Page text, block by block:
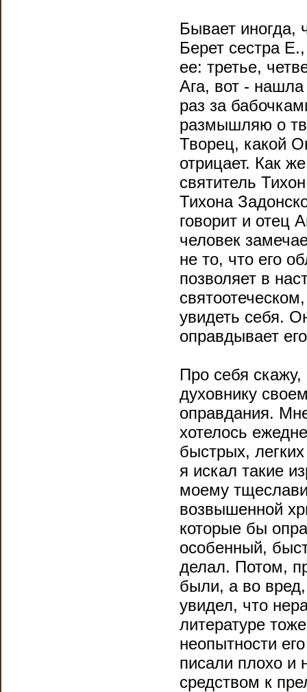
Бывает иногда,
Берет сестра
ее: третье,
Ага, вот -
раз за
размышляю о
Творец, какой
отрицает. Как
святитель
Тихона
говорит и отец
человек
не то, что его
позволяет в
увидеть себя.
оправдывает
Про себя
духовнику
оправдания.
хотелось
быстрых,
я искал такие
моему
возвышенной
которые бы
особенный,
делал. Потом,
были, а во
увидел, что
литературе
неопытности
писали плохо и
средством к